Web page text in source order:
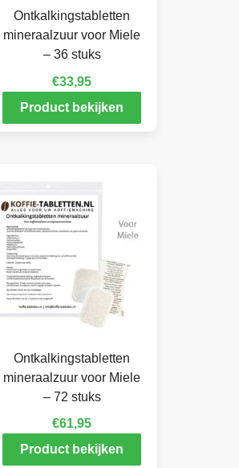
Ontkalkingstabletten
mineraalzuur voor Miele
– 36 stuks
€33,95
Product bekijken
Ontkalkingstabletten
mineraalzuur voor Miele
– 72 stuks
€61,95
Product bekijken